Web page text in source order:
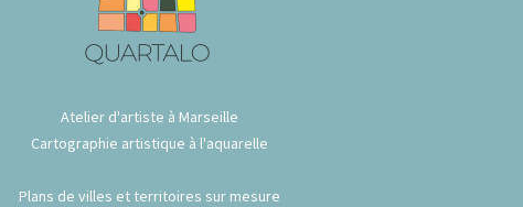
Atelier d'artiste à Marseille
Cartographie artistique à l'aquarelle
Plans de villes et territoires sur mesure